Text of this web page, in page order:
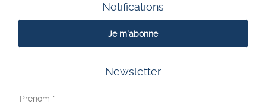
Notifications
Je m'abonne
Newsletter